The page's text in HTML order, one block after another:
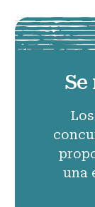
una